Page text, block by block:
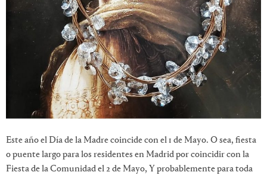
Este año el Día de la Madre coincide con el 1 de Mayo. O sea, fiesta
o puente largo para los residentes en Madrid por coincidir con la
Fiesta de la Comunidad el 2 de Mayo, Y probablemente para toda